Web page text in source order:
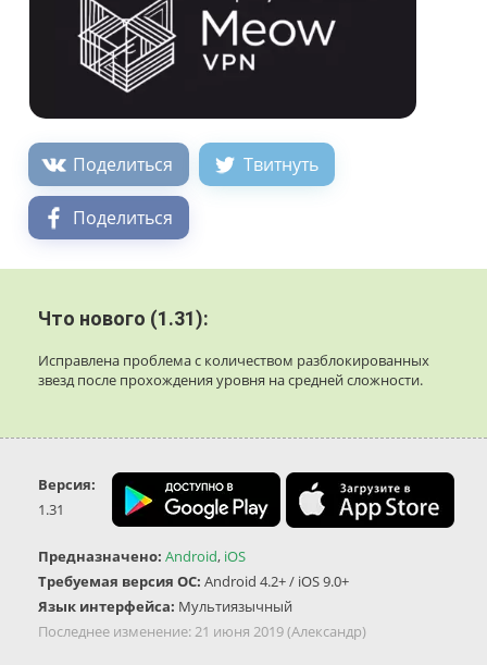
Поделиться Твитнуть
Поделиться
Что нового (1.31):
Исправлена проблема с количеством разблокированных
звезд после прохождения уровня на средней сложности.
Версия:
1.31
Предназначено: Android, iOS
Требуемая версия ОС: Android 4.2+ / iOS 9.0+
Язык интерфейса: Мультиязычный
Последнее изменение:21 июня 2019(Александр)